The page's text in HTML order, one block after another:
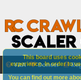
V&A Doneer
This board uses
experience. In order to
You can find out more